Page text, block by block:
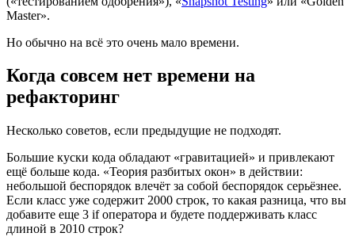
Master».
Но обычно на всё это очень мало времени.
Когда совсем нет времени на
рефакторинг
Несколько советов, если предыдущие не подходят.
Большие куски кода обладают «гравитацией» и привлекают
ещё больше кода. «Теория разбитых окон» в действии:
небольшой беспорядок влечёт за собой беспорядок серьёзнее.
Если класс уже содержит 2000 строк, то какая разница, что вы
добавите еще 3 if оператора и будете поддерживать класс
длиной в 2010 строк?